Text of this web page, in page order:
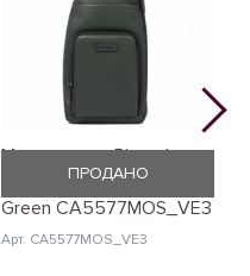
Монорюкзак Piquadro
Modus Restyling (MOS)
Green CA5577MOS_VE3
Арт. CA5577MOS_VE3
ПРОДАНО